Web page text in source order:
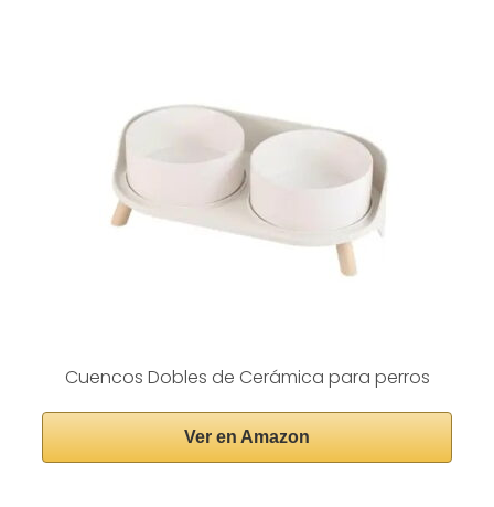
Cuencos Dobles de Cerámica para perros
Ver en Amazon